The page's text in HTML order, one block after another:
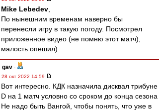
Mike Lebedev
По нынешним временам наверно бы
перенесли игру в такую погоду. Посмотрел
приложенное видео (не помню этот матч),
малость опешил)
gav -
28 окт 2022 14:59
Вот интересно. КДК назначила дисквал трибуне
D на 1 матч условно со сроком до конца сезона
Не надо быть Вангой, чтобы понять, что уже в